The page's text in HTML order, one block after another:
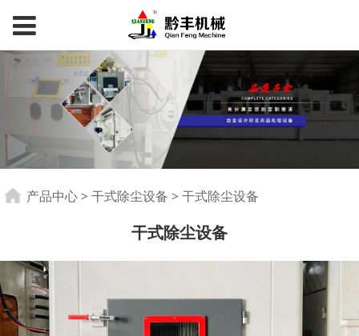
干式除尘设备
产品中心> 干式除尘设备 > 干式除尘设备
干式除尘设备